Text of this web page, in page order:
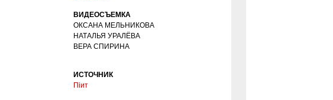
ВИДЕОСЪЕМКА
ОКСАНА МЕЛЬНИКОВА
НАТАЛЬЯ УРАЛЁВА
ВЕРА СПИРИНА
ИСТОЧНИК
Пiит